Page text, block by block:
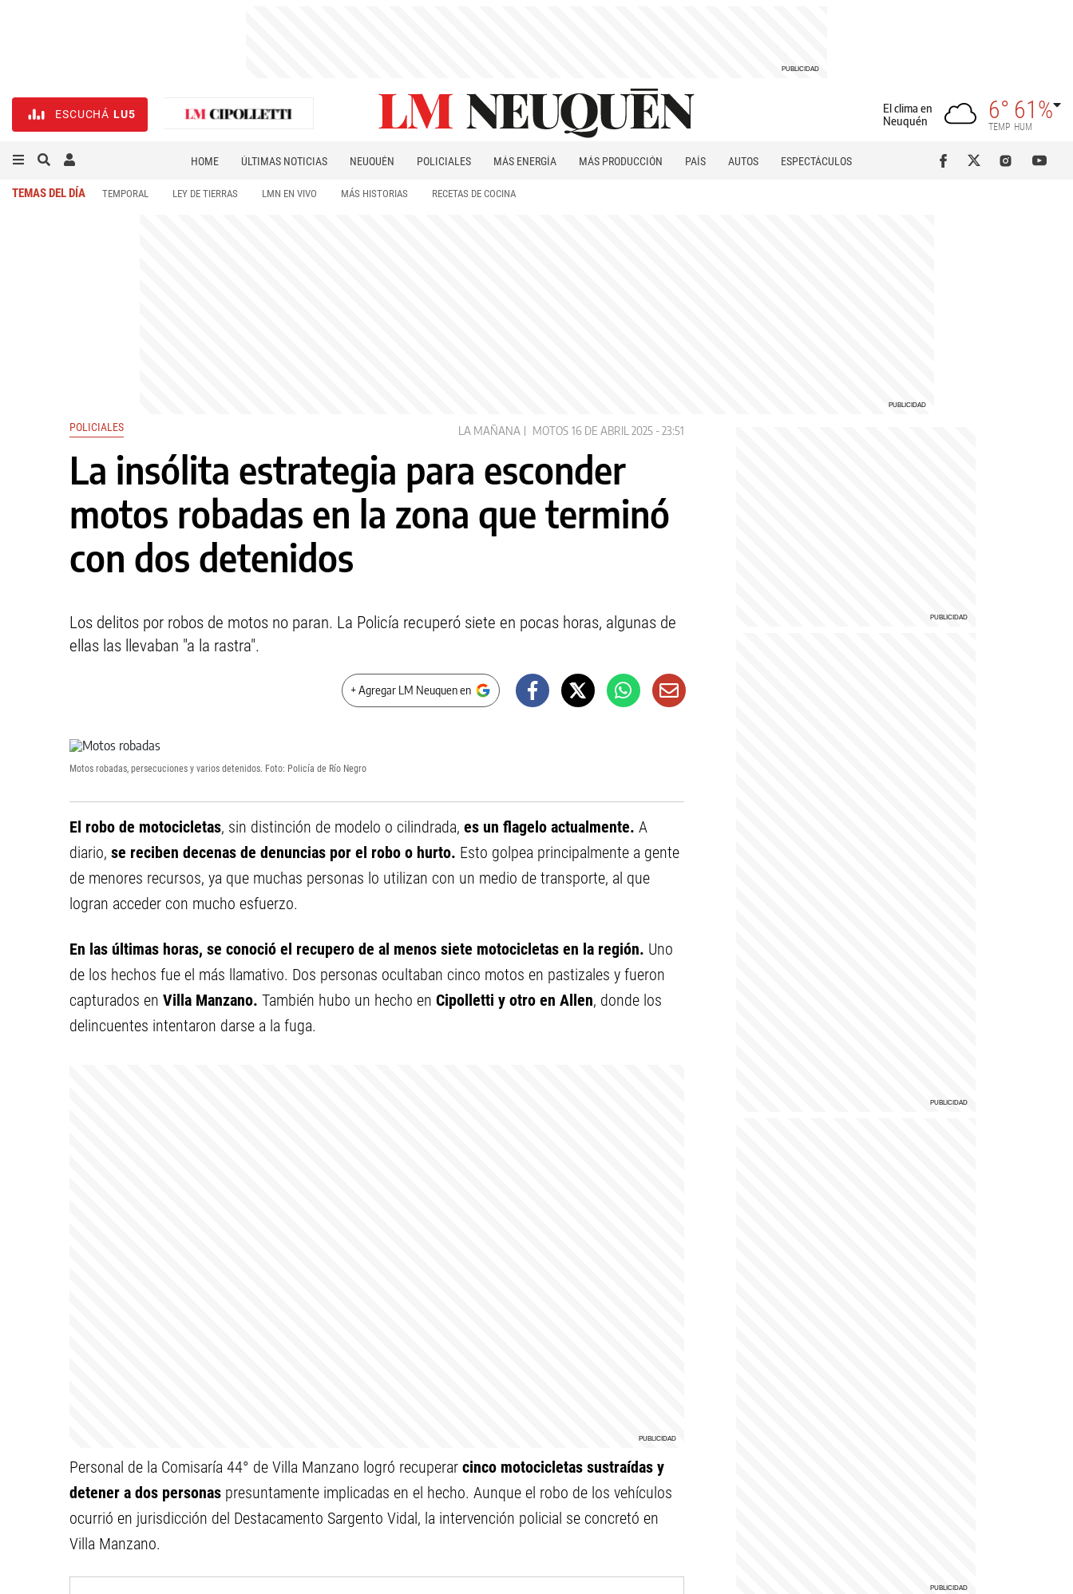
ESCUCHÁ LU5
El clima en
Neuquén
6°
TEMP
61%
HUM
HOME ÚLTIMAS NOTICIAS NEUQUÉN POLICIALES MÁS ENERGÍA MÁS PRODUCCIÓN PAÍS AUTOS
ESPECTÁCULOS
TEMAS DEL DÍA TEMPORAL LEY DE TIERRAS LMN EN VIVO MÁS HISTORIAS RECETAS DE COCINA
POLICIALES LA MAÑANA MOTOS 16 DE ABRIL 2025 - 23:51
La insólita estrategia para esconder
motos robadas en la zona que terminó
con dos detenidos
Los delitos por robos de motos no paran. La Policía recuperó siete en pocas horas, algunas de
ellas las llevaban "a la rastra".
+ Agregar LM Neuquen en
Motos robadas, persecuciones y varios detenidos. Foto: Policía de Río Negro
El robo de motocicletas, sin distinción de modelo o cilindrada, es un flagelo actualmente. A
diario, se reciben decenas de denuncias por el robo o hurto. Esto golpea principalmente a gente
de menores recursos, ya que muchas personas lo utilizan con un medio de transporte, al que
logran acceder con mucho esfuerzo.
En las últimas horas, se conoció el recupero de al menos siete motocicletas en la región. Uno
de los hechos fue el más llamativo. Dos personas ocultaban cinco motos en pastizales y fueron
capturados en Villa Manzano. También hubo un hecho en Cipolletti y otro en Allen, donde los
delincuentes intentaron darse a la fuga.
Personal de la Comisaría 44° de Villa Manzano logró recuperar cinco motocicletas sustraídas y
detener a dos personas presuntamente implicadas en el hecho. Aunque el robo de los vehículos
ocurrió en jurisdicción del Destacamento Sargento Vidal, la intervención policial se concretó en
Villa Manzano.